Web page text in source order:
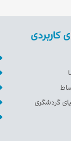
کاربردی
گردشگری